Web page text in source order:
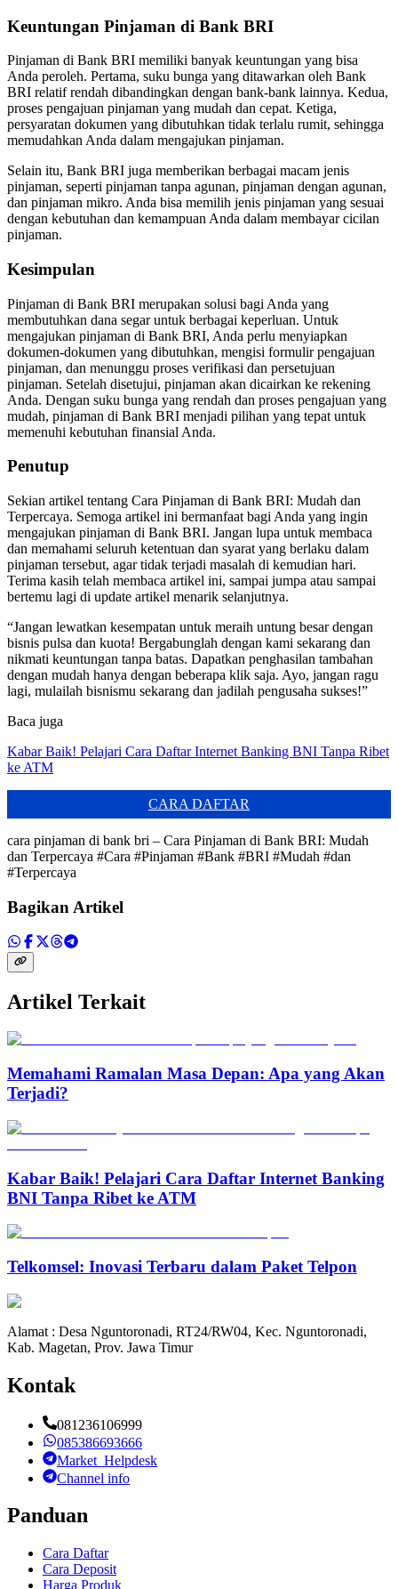
Keuntungan Pinjaman di Bank BRI
Pinjaman di Bank BRI memiliki banyak keuntungan yang bisa
Anda peroleh. Pertama, suku bunga yang ditawarkan oleh Bank
BRI relatif rendah dibandingkan dengan bank-bank lainnya. Kedua,
proses pengajuan pinjaman yang mudah dan cepat. Ketiga,
persyaratan dokumen yang dibutuhkan tidak terlalu rumit, sehingga
memudahkan Anda dalam mengajukan pinjaman.
Selain itu, Bank BRI juga memberikan berbagai macam jenis
pinjaman, seperti pinjaman tanpa agunan, pinjaman dengan agunan,
dan pinjaman mikro. Anda bisa memilih jenis pinjaman yang sesuai
dengan kebutuhan dan kemampuan Anda dalam membayar cicilan
pinjaman.
Kesimpulan
Pinjaman di Bank BRI merupakan solusi bagi Anda yang
membutuhkan dana segar untuk berbagai keperluan. Untuk
mengajukan pinjaman di Bank BRI, Anda perlu menyiapkan
dokumen-dokumen yang dibutuhkan, mengisi formulir pengajuan
pinjaman, dan menunggu proses verifikasi dan persetujuan
pinjaman. Setelah disetujui, pinjaman akan dicairkan ke rekening
Anda. Dengan suku bunga yang rendah dan proses pengajuan yang
mudah, pinjaman di Bank BRI menjadi pilihan yang tepat untuk
memenuhi kebutuhan finansial Anda.
Penutup
Sekian artikel tentang Cara Pinjaman di Bank BRI: Mudah dan
Terpercaya. Semoga artikel ini bermanfaat bagi Anda yang ingin
mengajukan pinjaman di Bank BRI. Jangan lupa untuk membaca
dan memahami seluruh ketentuan dan syarat yang berlaku dalam
pinjaman tersebut, agar tidak terjadi masalah di kemudian hari.
Terima kasih telah membaca artikel ini, sampai jumpa atau sampai
bertemu lagi di update artikel menarik selanjutnya.
“Jangan lewatkan kesempatan untuk meraih untung besar dengan
bisnis pulsa dan kuota! Bergabunglah dengan kami sekarang dan
nikmati keuntungan tanpa batas. Dapatkan penghasilan tambahan
dengan mudah hanya dengan beberapa klik saja. Ayo, jangan ragu
lagi, mulailah bisnismu sekarang dan jadilah pengusaha sukses!”
Baca juga
Kabar Baik! Pelajari Cara Daftar Internet Banking BNI Tanpa Ribet
ke ATM
CARA DAFTAR
cara pinjaman di bank bri – Cara Pinjaman di Bank BRI: Mudah
dan Terpercaya #Cara #Pinjaman #Bank #BRI #Mudah #dan
#Terpercaya
Bagikan Artikel
Artikel Terkait
Memahami Ramalan Masa Depan: Apa yang Akan
Terjadi?
Kabar Baik! Pelajari Cara Daftar Internet Banking
BNI Tanpa Ribet ke ATM
Telkomsel: Inovasi Terbaru dalam Paket Telpon
Alamat : Desa Nguntoronadi, RT24/RW04, Kec. Nguntoronadi,
Kab. Magetan, Prov. Jawa Timur
Kontak
081236106999
085386693666
Market_Helpdesk
Channel info
Panduan
Cara Daftar
Cara Deposit
Harga Produk